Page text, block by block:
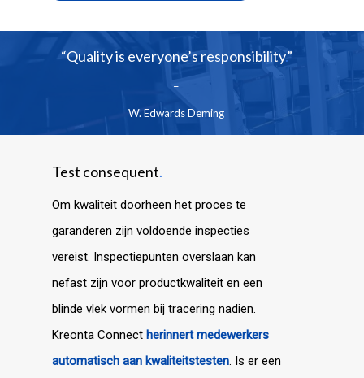
“Quality is everyone’s responsibility.”
–
W. Edwards Deming
Test consequent.
Om kwaliteit doorheen het proces te
garanderen zijn voldoende inspecties
vereist. Inspectiepunten overslaan kan
nefast zijn voor productkwaliteit en een
blinde vlek vormen bij tracering nadien.
Kreonta Connect herinnert medewerkers
automatisch aan kwaliteitstesten . Is er een